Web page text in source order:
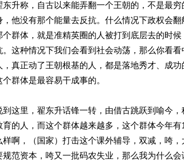
东升称，自古以来能弄翻一个王朝的，不是最
，他没有那个能量去反抗。什么情况下政权会
个群体，就是准精英圈的人被打到底层去的时
。这种情况下我们会看到社会动荡，那么你看
，真正动了王朝根基的人，都是落地秀才、成
个群体是最容易干成事的。
到这里，翟东升话锋一转，由借古跳跃到喻今
育的人，而这个群体越来越多，这个群体今年
样啊，（国家）打击这个课外辅导，双减，咵
规范资本，咵又一批码农失业，那么我为什么会